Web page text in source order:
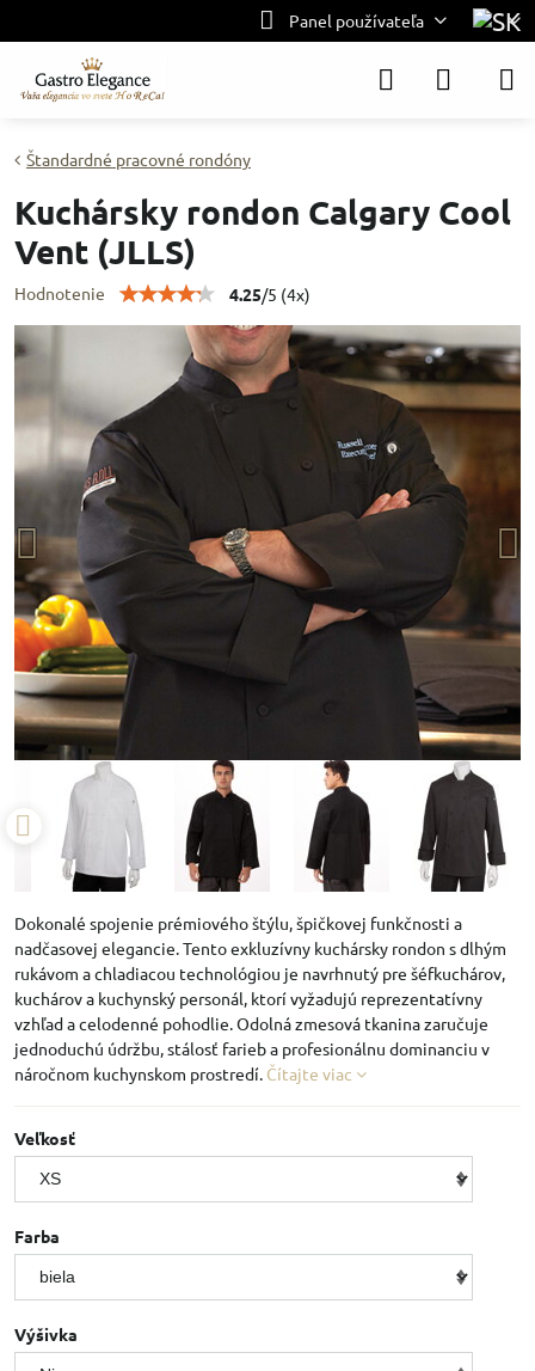
Panel používateľa
Štandardné pracovné rondóny
Kuchársky rondon Calgary Cool
Vent (JLLS)
Hodnotenie 4.25/5 (4x)
Dokonalé spojenie prémiového štýlu, špičkovej funkčnosti a
nadčasovej elegancie. Tento exkluzívny kuchársky rondon s dlhým
rukávom a chladiacou technológiou je navrhnutý pre šéfkuchárov,
kuchárov a kuchynský personál, ktorí vyžadujú reprezentatívny
vzhľad a celodenné pohodlie. Odolná zmesová tkanina zaručuje
jednoduchú údržbu, stálosť farieb a profesionálnu dominanciu v
náročnom kuchynskom prostredí. Čítajte viac
Veľkosť
Farba
Výšivka